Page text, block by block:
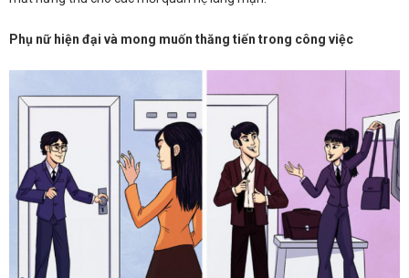
Phụ nữ hiện đại và mong muốn thăng tiến trong công việc